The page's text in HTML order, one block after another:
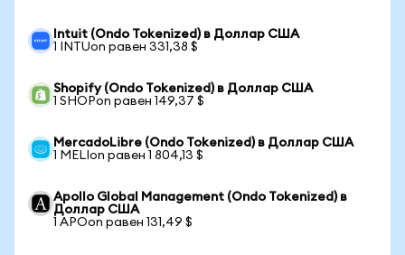
Intuit (Ondo Tokenized) в Доллар США
1 INTUon равен 331,38 $
Shopify (Ondo Tokenized) в Доллар США
1 SHOPon равен 149,37 $
MercadoLibre (Ondo Tokenized) в Доллар США
1 MELIon равен 1 804,13 $
Apollo Global Management (Ondo Tokenized) в
Доллар США
1 APOon равен 131,49 $